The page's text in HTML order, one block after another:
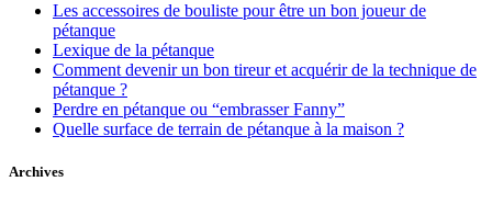
Les accessoires de bouliste pour être un bon joueur de
pétanque
Lexique de la pétanque
Comment devenir un bon tireur et acquérir de la technique de
pétanque ?
Perdre en pétanque ou “embrasser Fanny”
Quelle surface de terrain de pétanque à la maison ?
Archives